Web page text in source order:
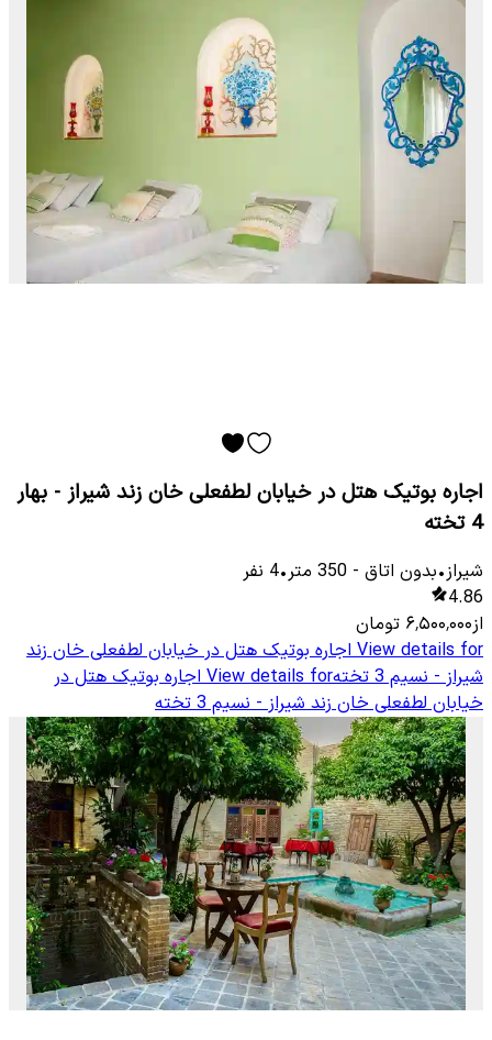
اجاره بوتیک هتل در خیابان لطفعلی خان زند شیراز - بهار
4 تخته
شیراز•بدون اتاق -
350 متر•
4 نفر
4.86
از۶٬۵۰۰٬۰۰۰ تومان
View details for اجاره بوتیک هتل در خیابان لطفعلی خان زند
شیراز - نسیم 3 تخته
View details for اجاره بوتیک هتل در
خیابان لطفعلی خان زند شیراز - نسیم 3 تخته